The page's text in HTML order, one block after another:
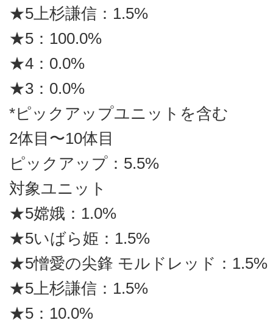
★5上杉謙信：1.5%
★5：100.0%
★4：0.0%
★3：0.0%
*ピックアップユニットを含む
2体目〜10体目
ピックアップ：5.5%
対象ユニット
★5嫦娥：1.0%
★5いばら姫：1.5%
★5憎愛の尖鋒 モルドレッド：1.5%
★5上杉謙信：1.5%
★5：10.0%